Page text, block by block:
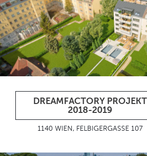
DREAMFACTORY PROJEKT
2018-2019
1140 WIEN, FELBIGERGASSE 107